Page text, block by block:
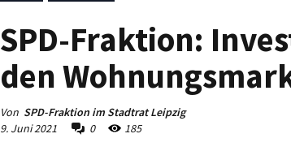
SPD-Fraktion:
den
Von SPD-Fraktion im Stadtrat Leipzig
9. Juni 2021
0 185